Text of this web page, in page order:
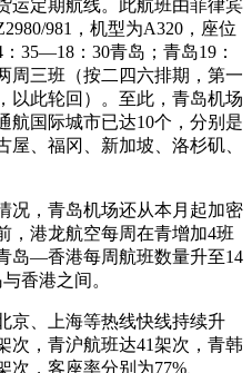
运定期航线。此航班由菲律宾
981，机型为A320，座位
35—18：30青岛；青岛19：
周三班（按二四六排期，第一
以此轮回）。至此，青岛机场
航国际城市已达10个，分别是
、福冈、新加坡、洛杉矶、
，青岛机场还从本月起加密
，港龙航空每周在青增加4班
岛—香港每周航班数量升至14
香港之间。
、上海等热线快线持续升
次，青沪航班达41架次，青韩
，客座率分别为77%、